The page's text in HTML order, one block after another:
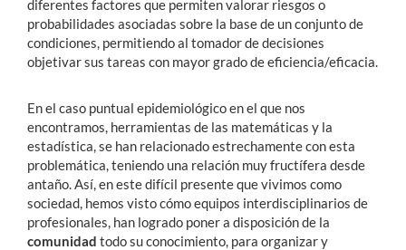
diferentes factores que permiten valorar riesgos o
probabilidades asociadas sobre la base de un conjunto de
condiciones, permitiendo al tomador de decisiones
objetivar sus tareas con mayor grado de eficiencia/eficacia.
En el caso puntual epidemiológico en el que nos
encontramos, herramientas de las matemáticas y la
estadística, se han relacionado estrechamente con esta
problemática, teniendo una relación muy fructífera desde
antaño. Así, en este difícil presente que vivimos como
sociedad, hemos visto cómo equipos interdisciplinarios de
profesionales, han logrado poner a disposición de la
comunidad todo su conocimiento, para organizar y